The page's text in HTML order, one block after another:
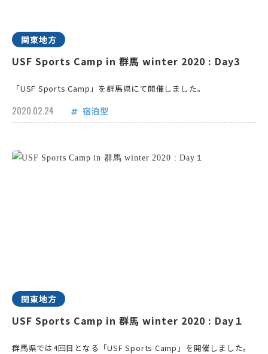
関東地方
USF Sports Camp in 群馬 winter 2020 : Day3
「USF Sports Camp」を群馬県にて開催しました。
2020.02.24 宿泊型
関東地方
USF Sports Camp in 群馬 winter 2020 : Day１
群馬県では4回目となる「USF Sports Camp」を開催しました。